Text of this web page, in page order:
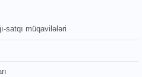
satqı müqavilələri